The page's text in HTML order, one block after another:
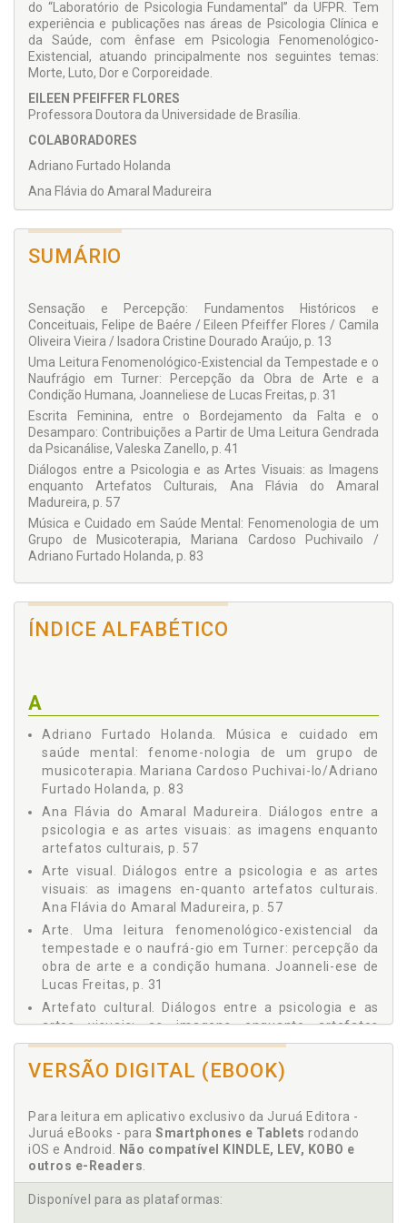
do “Laboratório de Psicologia Fundamental” da UFPR. Tem
experiência e publicações nas áreas de Psicologia Clínica e
da Saúde, com ênfase em Psicologia Fenomenológico-
Existencial, atuando principalmente nos seguintes temas:
Morte, Luto, Dor e Corporeidade.
EILEEN PFEIFFER FLORES
Professora Doutora da Universidade de Brasília.
COLABORADORES
Adriano Furtado Holanda
Ana Flávia do Amaral Madureira
Eileen Pfeiffer Flores
Felipe de Baére
Joanneliese de Lucas Freitas
Mariana Cardoso Puchivailo
Valeska Zanello
SUMÁRIO
Sensação e Percepção: Fundamentos Históricos e
Conceituais, Felipe de Baére / Eileen Pfeiffer Flores / Camila
Oliveira Vieira / Isadora Cristine Dourado Araújo, p. 13
Uma Leitura Fenomenológico-Existencial da Tempestade e o
Naufrágio em Turner: Percepção da Obra de Arte e a
Condição Humana, Joanneliese de Lucas Freitas, p. 31
Escrita Feminina, entre o Bordejamento da Falta e o
Desamparo: Contribuições a Partir de Uma Leitura Gendrada
da Psicanálise, Valeska Zanello, p. 41
Diálogos entre a Psicologia e as Artes Visuais: as Imagens
enquanto Artefatos Culturais, Ana Flávia do Amaral
Madureira, p. 57
Música e Cuidado em Saúde Mental: Fenomenologia de um
Grupo de Musicoterapia, Mariana Cardoso Puchivailo /
Adriano Furtado Holanda, p. 83
ÍNDICE ALFABÉTICO
A
Adriano Furtado Holanda. Música e cuidado em
saúde mental: fenome-nologia de um grupo de
musicoterapia. Mariana Cardoso Puchivai-lo/Adriano
Furtado Holanda, p. 83
Ana Flávia do Amaral Madureira. Diálogos entre a
psicologia e as artes visuais: as imagens enquanto
artefatos culturais, p. 57
Arte visual. Diálogos entre a psicologia e as artes
visuais: as imagens en-quanto artefatos culturais.
Ana Flávia do Amaral Madureira, p. 57
Arte. Uma leitura fenomenológico-existencial da
tempestade e o naufrá-gio em Turner: percepção da
obra de arte e a condição humana. Joanneli-ese de
Lucas Freitas, p. 31
Artefato cultural. Diálogos entre a psicologia e as
artes visuais: as imagens enquanto artefatos
culturais. Ana Flávia do Amaral Madureira, p. 57
Autor. Sobre os autores, p. 115
C
Camila Oliveira Vieira. Sensação e percepção:
fundamentos históricos e conceituais. Felipe de
Isadora Cristine Dourado Araújo, p. 13
VERSÃO DIGITAL (EBOOK)
Para leitura em aplicativo exclusivo da Juruá Editora -
Juruá eBooks - para Smartphones e Tablets rodando
iOS e Android. Não compatível KINDLE, LEV, KOBO e
outros e-Readers.
Disponível para as plataformas: